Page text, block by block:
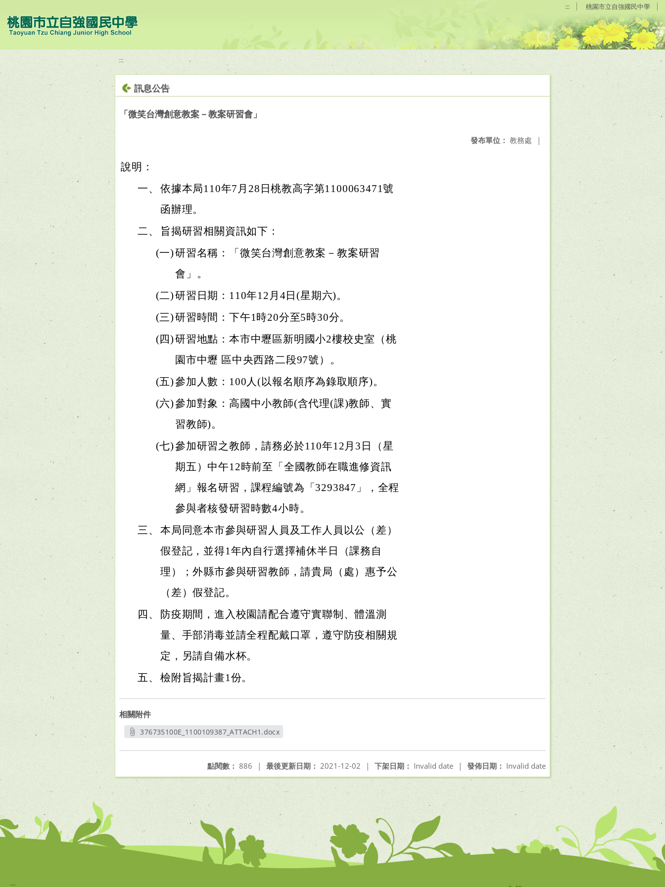
::: 桃園市立自強國民中學
:::
訊息公告
「微笑台灣創意教案－教案研習會」
發布單位： 教務處 |
說明：
一、 依據本局110年7月28日桃教高字第1100063471號
函辦理。
二、
旨揭研習相關資訊如下：
(一)研習名稱：「微笑台灣創意教案－教案研習
會」。
(二)研習日期：110年12月4日(星期六)。
(三)研習時間：下午1時20分至5時30分。
(四)研習地點：本市中壢區新明國小2樓校史室（桃
園市中壢 區中央西路二段97號）。
(五)參加人數：100人(以報名順序為錄取順序)。
(六)參加對象：高國中小教師(含代理(課)教師、實
習教師)。
(七)參加研習之教師，請務必於110年12月3日（星
期五）中午12時前至「全國教師在職進修資訊
網」報名研習，課程編號為「3293847」，全程
參與者核發研習時數4小時。
三、 本局同意本市參與研習人員及工作人員以公（差）
假登記，並得1年內自行選擇補休半日（課務自
理）；外縣市參與研習教師，請貴局（處）惠予公
（差）假登記。
四、
防疫期間，進入校園請配合遵守實聯制、體溫測
量、手部消毒並請全程配戴口罩，遵守防疫相關規
定，另請自備水杯。
五、 檢附旨揭計畫1份。
相關附件
376735100E_1100109387_ATTACH1.docx
發佈日期： Invalid date
下架日期： Invalid date |
最後更新日期： 2021-12-02 |
點閱數： 886 |